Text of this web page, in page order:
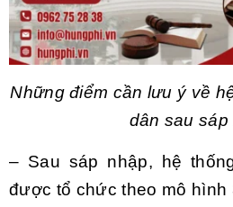
Những điểm cần lưu ý về
dân sau sáp
– Sau sáp nhập, hệ
được tổ chức theo mô hình